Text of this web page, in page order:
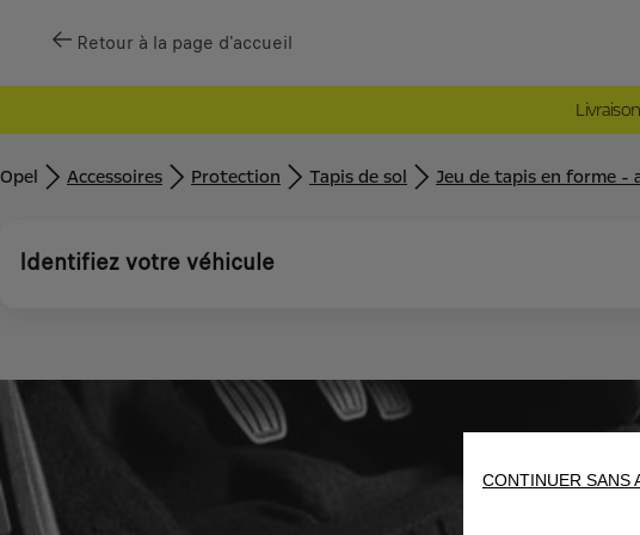
Retour à la page d'accueil
Opel Accessoires Protection Tapis de sol Jeu de tapis en forme -
Identifiez votre véhicule
CONTINUER SANS